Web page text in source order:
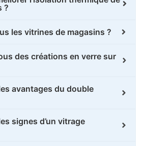
?
les vitrines de magasins ?
des créations en verre sur
avantages du double
signes d’un vitrage